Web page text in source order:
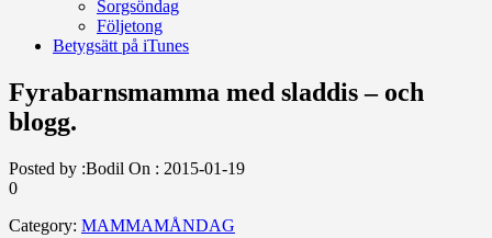
Sorgsöndag
Följetong
Betygsätt på iTunes
Fyrabarnsmamma med sladdis – och
blogg.
Posted by :Bodil On : 2015-01-19
0
Category: MAMMAMÅNDAG